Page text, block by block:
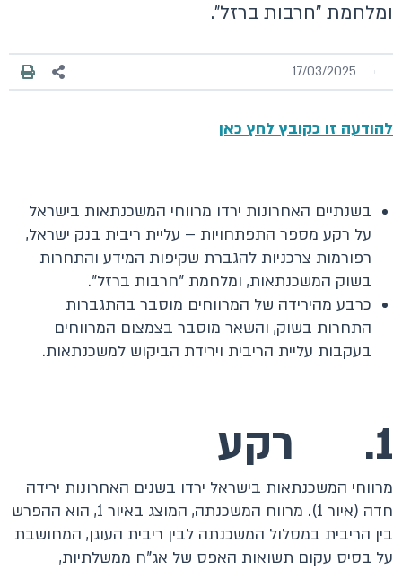
ומלחמת "חרבות ברזל".
17/03/2025
להודעה זו כקובץ לחץ כאן
בשנתיים האחרונות ירדו מרווחי המשכנתאות בישראל
על רקע מספר התפתחויות – עליית ריבית בנק ישראל,
רפורמות צרכניות להגברת שקיפות המידע והתחרות
בשוק המשכנתאות, ומלחמת "חרבות ברזל".
כרבע מהירידה של המרווחים מוסבר בהתגברות
התחרות בשוק, והשאר מוסבר בצמצום המרווחים
בעקבות עליית הריבית וירידת הביקוש למשכנתאות.
1. רקע
מרווחי המשכנתאות בישראל ירדו בשנים האחרונות ירידה
חדה (איור 1). מרווח המשכנתה, המוצג באיור 1, הוא ההפרש
בין הריבית במסלול המשכנתה לבין ריבית העוגן, המחושבת
על בסיס עקום תשואות האפס של אג"ח ממשלתיות,